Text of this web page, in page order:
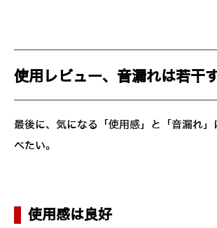
使用レビュー、音漏れは若干
最後に、気になる「使用感」と「音漏れ
べたい。
使用感は良好